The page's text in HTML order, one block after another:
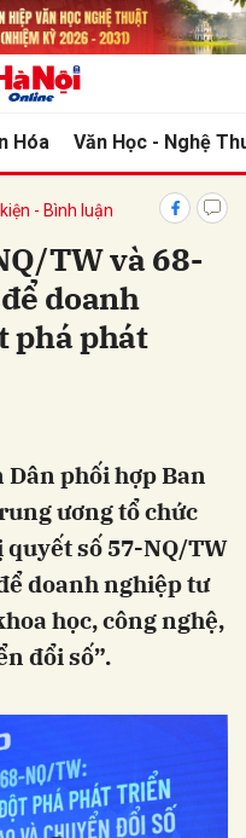
Hóa Văn Học - Nghệ
- Bình luận
TW và 68-
doanh
phá phát
Dân phối hợp Ban
ương tổ chức
quyết số 57-NQ/TW
doanh nghiệp tư
học, công nghệ,
đổi số”.